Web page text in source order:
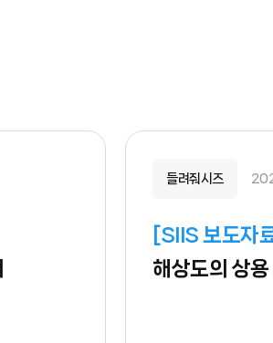
들려줘시즈
[SIIS 보도자
해상도의 상